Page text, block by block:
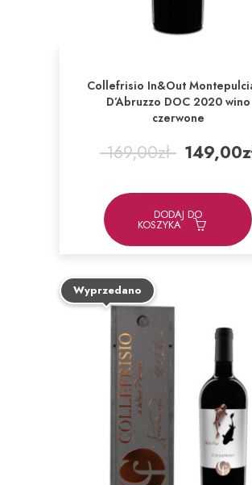
Collefrisio In&Out
D’Abruzzo DOC 2020 wino
czerwone
169,00zł 149,00
DODAJ DO
KOSZYKA
Wyprzedano